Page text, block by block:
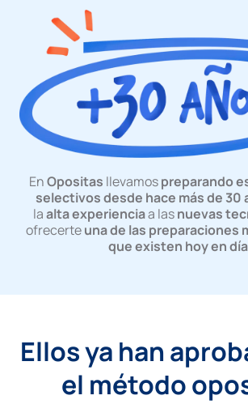
EnOpositas llevamospreparando
selectivos desde hace más de 30
laalta experienciaa lasnuevas
ofrecerteuna de las preparaciones
que existen hoy en
Ellos ya han
el método